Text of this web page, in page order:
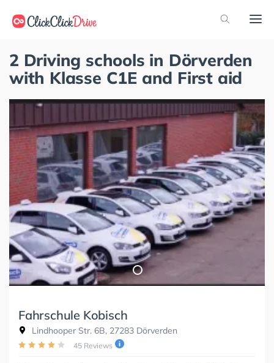
2 Driving schools in Dörverden
with Klasse C1E and First aid
Fahrschule Kobisch
Lindhooper Str. 6B, 27283 Dörverden
45 Reviews